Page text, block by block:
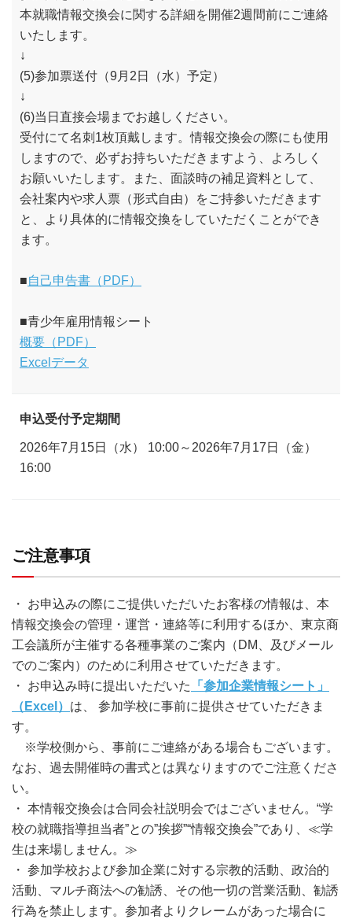
本就職情報交換会に関する詳細を開催2週間前にご連絡
いたします。
↓
(5)参加票送付（9月2日（水）予定）
↓
(6)当日直接会場までお越しください。
受付にて名刺1枚頂戴します。情報交換会の際にも使用
しますので、必ずお持ちいただきますよう、よろしく
お願いいたします。また、面談時の補足資料として、
会社案内や求人票（形式自由）をご持参いただきます
と、より具体的に情報交換をしていただくことができ
ます。
■自己申告書（PDF）
■青少年雇用情報シート
概要（PDF）
Excelデータ
申込受付予定期間
2026年7月15日（水） 10:00～2026年7月17日（金）
16:00
ご注意事項
・ お申込みの際にご提供いただいたお客様の情報は、本
情報交換会の管理・運営・連絡等に利用するほか、東京商
工会議所が主催する各種事業のご案内（DM、及びメール
でのご案内）のために利用させていただきます。
・ お申込み時に提出いただいた
「参加企業情報シート」
（Excel） は、 参加学校に事前に提供させていただきま
す。
※学校側から、事前にご連絡がある場合もございます。
なお、過去開催時の書式とは異なりますのでご注意くださ
い。
・ 本情報交換会は合同会社説明会ではございません。“学
校の就職指導担当者”との”挨拶”“情報交換会”であり、≪学
生は来場しません。≫
・ 参加学校および参加企業に対する宗教的活動、政治的
活動、マルチ商法への勧誘、その他一切の営業活動、勧誘
行為を禁止します。参加者よりクレームがあった場合に